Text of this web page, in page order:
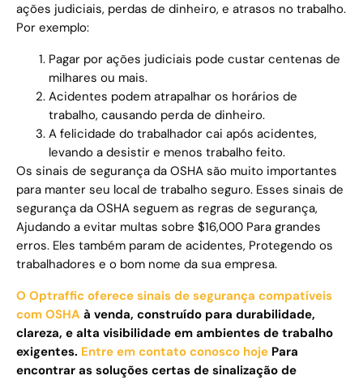
ações judiciais, perdas de dinheiro, e atrasos no trabalho.
Por exemplo:
Pagar por ações judiciais pode custar centenas de
milhares ou mais.
Acidentes podem atrapalhar os horários de
trabalho, causando perda de dinheiro.
A felicidade do trabalhador cai após acidentes,
levando a desistir e menos trabalho feito.
Os sinais de segurança da OSHA são muito importantes
para manter seu local de trabalho seguro. Esses sinais de
segurança da OSHA seguem as regras de segurança,
Ajudando a evitar multas sobre $16,000 Para grandes
erros. Eles também param de acidentes, Protegendo os
trabalhadores e o bom nome da sua empresa.
O Optraffic oferece sinais de segurança compatíveis
com OSHA à venda, construído para durabilidade,
clareza, e alta visibilidade em ambientes de trabalho
exigentes. Entre em contato conosco hoje Para
encontrar as soluções certas de sinalização de